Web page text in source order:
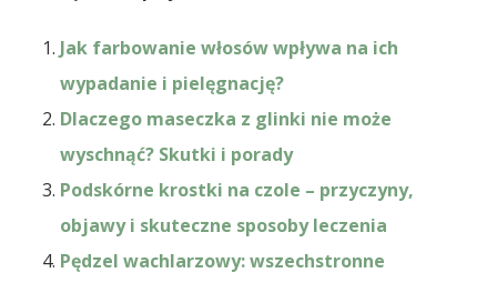
Jak farbowanie włosów wpływa na ich
wypadanie i pielęgnację?
Dlaczego maseczka z glinki nie może
wyschnąć? Skutki i porady
Podskórne krostki na czole – przyczyny,
objawy i skuteczne sposoby leczenia
Pędzel wachlarzowy: wszechstronne